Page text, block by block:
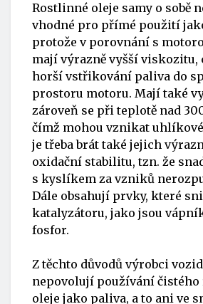
Rostlinné oleje samy o sobě
vhodné pro přímé použití
protože v porovnání s
mají výrazně vyšší viskozitu,
horší vstřikování paliva do
prostoru motoru. Mají také
zároveň se při teplotě nad
čímž mohou vznikat uhlíkové
je třeba brát také jejich
oxidační stabilitu, tzn. že
s kyslíkem za vzniků
Dále obsahují prvky, které
katalyzátoru, jako jsou
fosfor.
Z těchto důvodů výrobci
nepovolují používání
oleje jako paliva, a to ani ve